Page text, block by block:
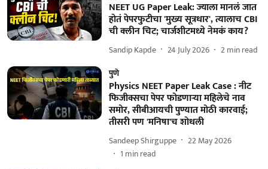
NEET UG Paper Leak: ज्याला मानलं जात
होतं पेपरफुटीचा 'मुख्य सूत्रधार', त्यालाच CBI
ची क्लीन चिट; चार्जशीटमध्ये नेमकं काय?
Sandip Kapde 24 July 2026 2min read
पुणे
Physics NEET Paper Leak Case : नीट
फिजीक्सचा पेपर फोडणाऱ्या महिलेचे नाव
समोर, सीबीआयची पुण्यात मोठी कारवाई;
तीसरी पण 'मनिषा'च शोधली
Sandeep Shirguppe
22 May 2026
1 min read